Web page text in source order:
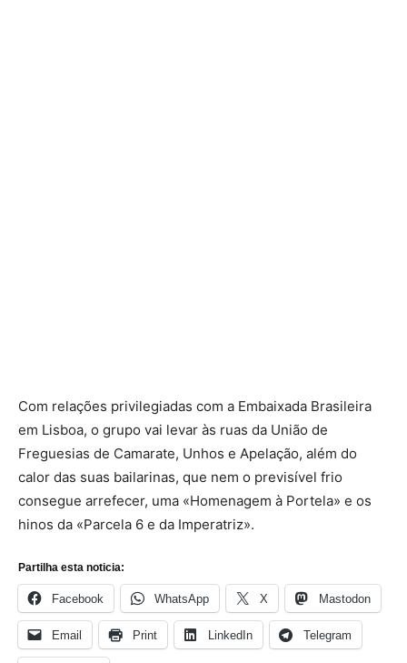
Com relações privilegiadas com a Embaixada Brasileira
em Lisboa, o grupo vai levar às ruas da União de
Freguesias de Camarate, Unhos e Apelação, além do
calor das suas bailarinas, que nem o previsível frio
consegue arrefecer, uma «Homenagem à Portela» e os
hinos da «Parcela 6 e da Imperatriz».
Partilha esta noticia:
Facebook WhatsApp X Mastodon
Email Print LinkedIn Telegram